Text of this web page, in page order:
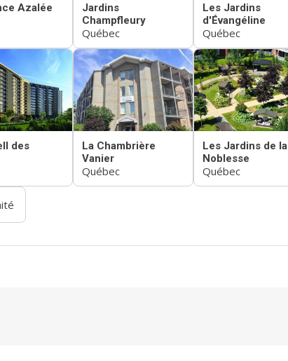
Azalée
Jardins
Champfleury
Québec
Les Jardins
d'Évangéline
Québec
des
La Chambrière
Vanier
Québec
Les Jardins de la
Noblesse
Québec